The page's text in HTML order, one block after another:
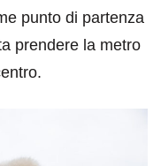
punto di partenza
prendere la metro